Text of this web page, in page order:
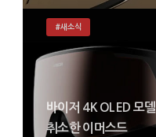
바이저 4K OLED 모
취소한 이머스드
#새소식